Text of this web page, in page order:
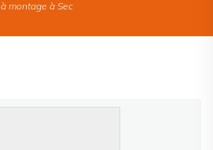
à montage à Sec